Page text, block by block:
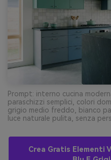
Prompt: interno cucina
paraschizzi semplici, colori
grigio medio freddo, bianco
luce naturale pulita, senza
Crea Gratis Elementi